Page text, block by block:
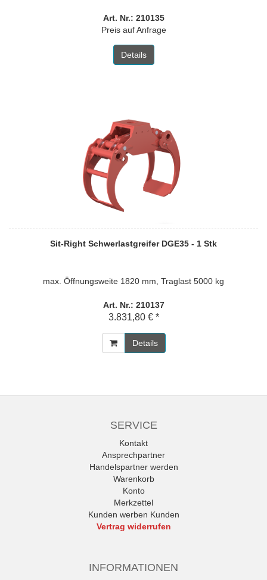
Art. Nr.: 210135
Preis auf Anfrage
Details
Sit-Right Schwerlastgreifer DGE35 - 1 Stk
max. Öffnungsweite 1820 mm, Traglast 5000 kg
Art. Nr.: 210137
3.831,80 € *
Details
SERVICE
Kontakt
Ansprechpartner
Handelspartner werden
Warenkorb
Konto
Merkzettel
Kunden werben Kunden
Vertrag widerrufen
INFORMATIONEN